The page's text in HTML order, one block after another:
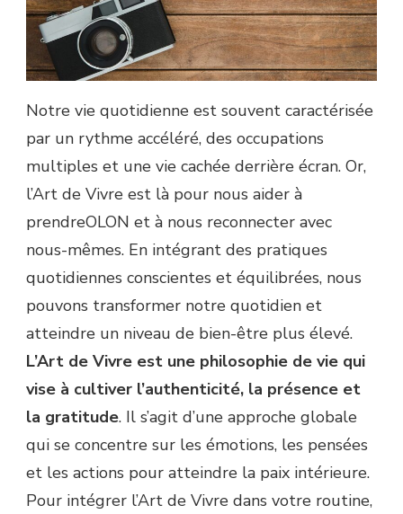
Notre vie quotidienne est souvent caractérisée
par un rythme accéléré, des occupations
multiples et une vie cachée derrière écran. Or,
l’Art de Vivre est là pour nous aider à
prendreOLON et à nous reconnecter avec
nous-mêmes. En intégrant des pratiques
quotidiennes conscientes et équilibrées, nous
pouvons transformer notre quotidien et
atteindre un niveau de bien-être plus élevé.
L’Art de Vivre est une philosophie de vie qui
vise à cultiver l’authenticité, la présence et
la gratitude. Il s’agit d’une approche globale
qui se concentre sur les émotions, les pensées
et les actions pour atteindre la paix intérieure.
Pour intégrer l’Art de Vivre dans votre routine,